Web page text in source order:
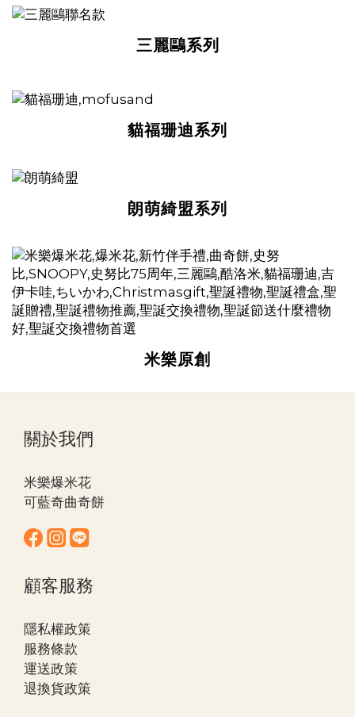
三麗鷗系列
貓福珊迪系列
朗萌綺盟系列
米樂原創
關於我們
米樂爆米花
可藍奇曲奇餅
顧客服務
隱私權政策
服務條款
運送政策
退換貨政策